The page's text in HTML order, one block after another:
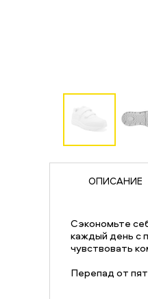
ОПИСАНИЕ
Сэкономьте
каждый день с
чувствовать
Перепад от